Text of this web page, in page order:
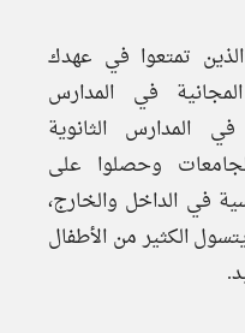
الذين تمتعوا في عهدك
في المدارس
في المدارس الثانوية
وحصلوا على
في الداخل والخارج،
الكثير من الأطفال